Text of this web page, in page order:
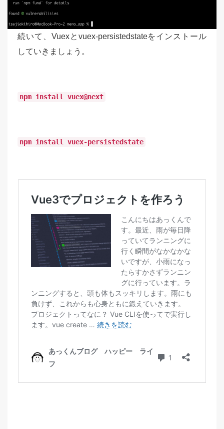
続いて、Vuexとvuex-persistedstateをインストール
していきましょう。
npm install vuex@next
npm install vuex-persistedstate